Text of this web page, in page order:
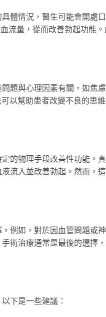
體情況，醫生可能會開處
流量，從而改善勃起功能
題與心理因素有關，如焦
以幫助患者改變不良的思
的物理手段改善性功能。
流入並改善勃起。然而，
例如，對於因血管問題或
術治療通常是最後的選擇
下是一些建議：